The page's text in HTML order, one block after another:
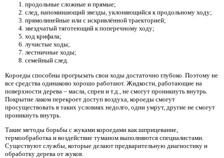
продольные сложные и прямые;
след, напоминающий звезды, уклоняющийся к продольному ходу;
прямолинейные или с искривлённой траекторией;
звездчатый тяготеющий к поперечному ходу;
ход крифала;
лучистые ходы;
лестничные ходы;
семейный след.
Короеды способны прогрызать свои ходы достаточно глубоко. Поэтому не
все средства одинаково хорошо работают. Жидкости, работающие на
поверхности дерева – масла, спреи и т.д., не смогут проникнуть внутрь.
Покрытие лаком перекроет доступ воздуха, короеды смогут
просуществовать в таких условиях недолго, одни умрут, другие не смогут
проникнуть внутрь.
Такие методы борьбы с жуками короедами как шприцевание,
термообработка и воздействие туманом выполняются специалистами.
Существуют службы, которые делают предварительную диагностику и
обработку дерева от жуков.